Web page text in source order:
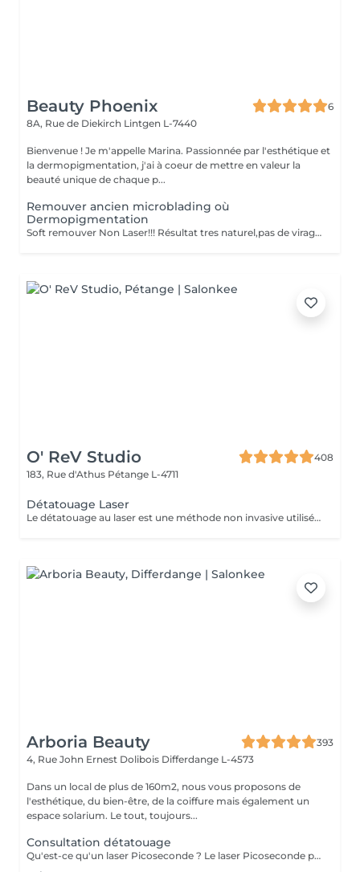
Beauty Phoenix
6
8A, Rue de Diekirch Lintgen L-7440
Bienvenue ! Je m'appelle Marina. Passionnée par l'esthétique et
la dermopigmentation, j'ai à coeur de mettre en valeur la
beauté unique de chaque p...
Remouver ancien microblading où
Dermopigmentation
Soft remouver Non Laser!!! Résultat tres naturel,pas de virage de la couleur,diagnostique avant le traitement
O' ReV Studio
408
183, Rue d'Athus Pétange L-4711
Détatouage Laser
Le détatouage au laser est une méthode non invasive utilisée pour enlever un tatouage de la peau en utilisant un laser. Ce processus est très populaire, car il permet de supprimer les tatouages de manière efficace tout en minimisant les risques de cicatrices. Le principe repose sur l'utilisation d e faisceaux lumineux qui fragmentent les pigments du tatouage.
Arboria Beauty
393
4, Rue John Ernest Dolibois Differdange L-4573
Dans un local de plus de 160m2, nous vous proposons de
l'esthétique, du bien-être, de la coiffure mais également un
espace solarium. Le tout, toujours...
Consultation détatouage
Qu'est-ce qu'un laser Picoseconde ? Le laser Picoseconde permet de délivrer une impulsion lumineuse de l'ordre de 300 picoseconde. Cette brièveté d'impulsion induit une onde de choc capable de fragmenter les pigments du tatouage. Le détatouage était jusqu'à présent réalisé avec des lasers dits «Q Switched» avec une durée d'impulsion de l'ordre de la nanoseconde, beaucoup moins efficace. - Efficace sur les tatouages noirs et de couleurs - Traitement corps, visage et maquillage permanant. - Le détatouage par laser ne laisse pas de cicatrices après le traitement ; - Les séances sont espacées de 30 à 40 jours (au lieu de 2 mois ou plus avec un laser «Q Switched») ; Il est impossible de prédire avec précision le nombre de séances nécessaires. En effet, tout dépend des facteurs sur lesquels nous n'avons aucune information avant de commencer le traitement (qualité et profondeur de l'encre, présence ou non de métaux dans les pigments)